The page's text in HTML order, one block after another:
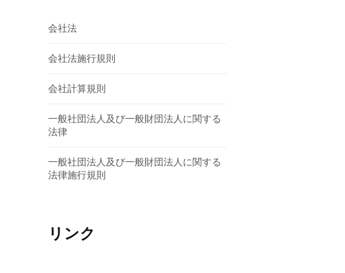
会社法
会社法施行規則
会社計算規則
一般社団法人及び一般財団法人に関する
法律
一般社団法人及び一般財団法人に関する
法律施行規則
リンク